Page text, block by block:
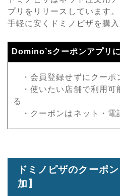
プリをリリースしています。
手軽に安くドミノピザを購入
Domino’sクーポンアプリ
・会員登録せずにクーポ
・使いたい店舗で利用可
る
・クーポンはネット・電
ドミノピザのクーポ
加】